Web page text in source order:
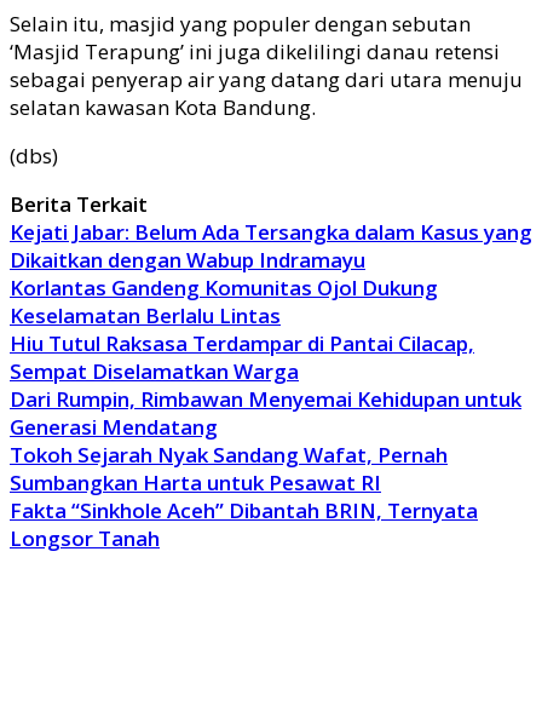
Selain itu, masjid yang populer dengan sebutan
‘Masjid Terapung’ ini juga dikelilingi danau retensi
sebagai penyerap air yang datang dari utara menuju
selatan kawasan Kota Bandung.
(dbs)
Berita Terkait
Kejati Jabar: Belum Ada Tersangka dalam Kasus yang
Dikaitkan dengan Wabup Indramayu
Korlantas Gandeng Komunitas Ojol Dukung
Keselamatan Berlalu Lintas
Hiu Tutul Raksasa Terdampar di Pantai Cilacap,
Sempat Diselamatkan Warga
Dari Rumpin, Rimbawan Menyemai Kehidupan untuk
Generasi Mendatang
Tokoh Sejarah Nyak Sandang Wafat, Pernah
Sumbangkan Harta untuk Pesawat RI
Fakta “Sinkhole Aceh” Dibantah BRIN, Ternyata
Longsor Tanah